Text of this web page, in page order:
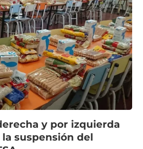
y por izquierda
la suspensión del